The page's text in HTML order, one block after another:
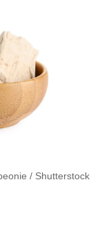
/ Shutterstock